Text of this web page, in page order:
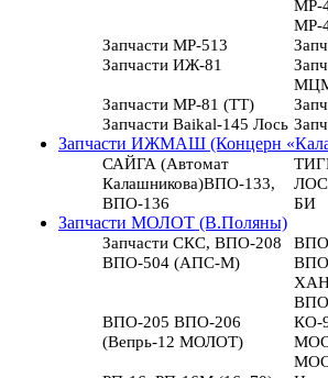
МР-
МР-
Запчасти МР-513
Запчасти ИЖ-81
Запчасти МР-81 (ТТ)
Запчасти Baikal-145 Лось
Запчасти ИЖМАШ (Концерн
САЙГА (Автомат
Калашникова)ВПО-133,
ВПО-136
БИ
Запчасти МОЛОТ (В.Поляны)
Запчасти СКС, ВПО-208
ВПО-504 (АПС-М)
ВПО-205 ВПО-206
(Вепрь-12 МОЛОТ)
КО-